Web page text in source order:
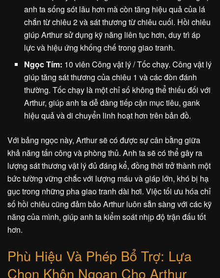
anh ta sống sót lâu hơn mà còn tăng hiệu quả của lá
chắn từ chiêu 2 và sát thương từ chiêu cuối. Hồi chiêu
giúp Arthur sử dụng kỹ năng liên tục hơn, duy trì áp
lực và hiệu ứng khống chế trong giao tranh.
Ngọc Tím: 10 viên Công vật lý / Tốc chạy. Công vật lý
giúp tăng sát thương của chiêu 1 và các đòn đánh
thường. Tốc chạy là một chỉ số không thể thiếu đối với
Arthur, giúp anh ta dễ dàng tiếp cận mục tiêu, gank
hiệu quả và di chuyển linh hoạt hơn trên bản đồ.
Với bảng ngọc này, Arthur sẽ có được sự cân bằng giữa
khả năng tấn công và phòng thủ. Anh ta sẽ có thể gây ra
lượng sát thương vật lý đủ đáng kể, đồng thời trở thành một
bức tường vững chắc với lượng máu và giáp lớn, khó bị hạ
gục trong những pha giao tranh dài hơi. Việc tối ưu hóa chỉ
số hồi chiêu cũng đảm bảo Arthur luôn sẵn sàng với các kỹ
năng của mình, giúp anh ta kiểm soát nhịp độ trận đấu tốt
hơn.
Phù Hiệu Và Phép Bổ Trợ: Lựa
Chọn Khôn Ngoan Cho Arthur